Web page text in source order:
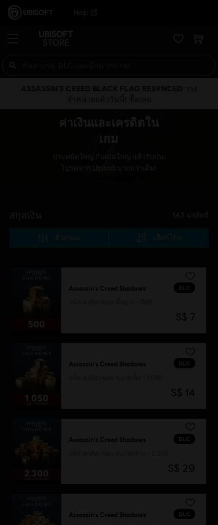
Help
ค่าเงินและเครดิตใน
เกม
ประหยัดใหญ่ กับเกมใหญ่ แล้วรับเกม
โปรดจาก Ubisoft มากกว่าเดิม!
สกุลเงิน 143 ผลลัพธ์
ตัวกรอง เลือกโดย
DLC
Assassin's Creed Shadows
S$ 7
DLC
Assassin's Creed Shadows
S$ 14
DLC
Assassin's Creed Shadows
S$ 29
DLC
Assassin's Creed Shadows